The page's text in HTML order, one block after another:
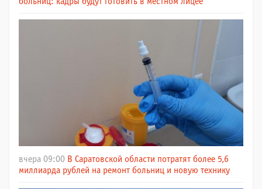
вчера 09:00 В Саратовской области потратят более 5,6
миллиарда рублей на ремонт больниц и новую технику